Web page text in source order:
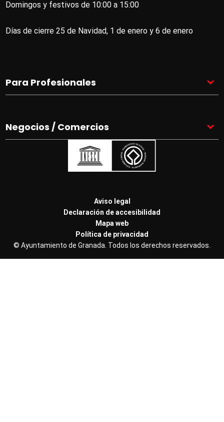
Domingos y festivos de 10:00 a 15:00
Días de cierre 25 de Navidad, 1 de enero y 6 de enero
Para Profesionales
Negocios / Comercios
de
Granadatur
Políticas
Aviso legal
Declaración de accesibilidad
Mapa web
Política de privacidad
© Ayuntamiento de Granada. Todos los derechos reservados.